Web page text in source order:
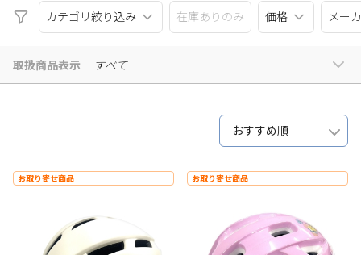
カテゴリ絞り込み 在庫ありのみ 価格 メー
取扱商品表示 すべて
おすすめ順
お取り寄せ商品 お取り寄せ商品